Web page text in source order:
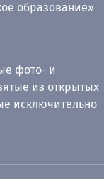
образование»
фото- и
из открытых
исключительно